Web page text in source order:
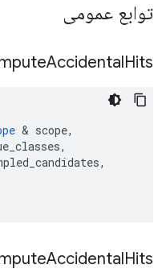
توابع عمومی
AccidentalHits
& scope,
,
,
AccidentalHits